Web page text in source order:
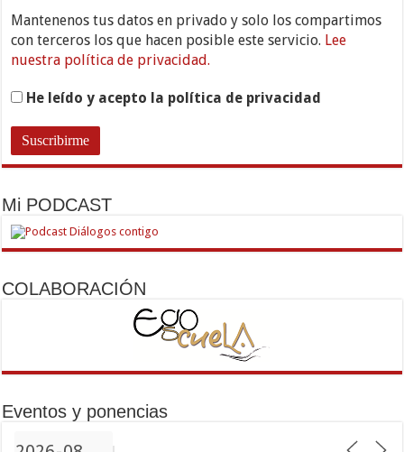
Mantenenos tus datos en privado y solo los compartimos
con terceros los que hacen posible este servicio. Lee
nuestra política de privacidad.
He leído y acepto la política de privacidad
Mi PODCAST
COLABORACIÓN
Eventos y ponencias